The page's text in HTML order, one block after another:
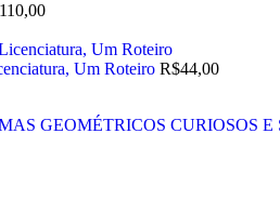
110,00
Um Roteiro R$44,00